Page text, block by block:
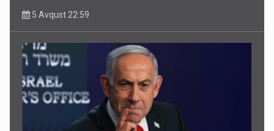
5 Avqust 22:59